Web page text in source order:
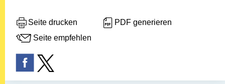
Seite drucken
PDF generieren
Seite empfehlen